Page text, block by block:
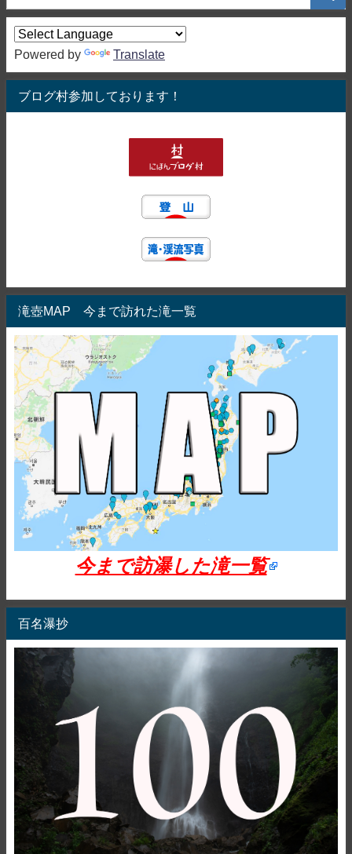
Powered by Translate
ブログ村参加しております！
滝壺MAP 今まで訪れた滝一覧
今まで訪瀑した滝一覧
百名瀑抄